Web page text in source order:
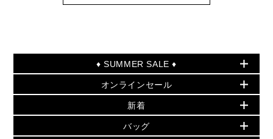
♦ SUMMER SALE ♦
セールおすすめアイテム
▶ ウィメンズ
バッグ
オンラインセール
PRODUCT OF THE MONTH - 今月の特別価格
再値下げアイテム
新着
夏のスタイル
バッグ